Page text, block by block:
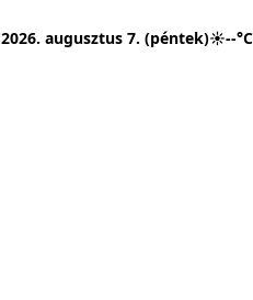
2026. augusztus 7. (péntek)☀--°C